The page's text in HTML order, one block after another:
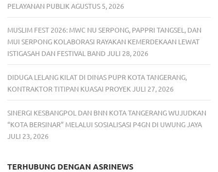
PELAYANAN PUBLIK AGUSTUS 5, 2026
MUSLIM FEST 2026: MWC NU SERPONG, PAPPRI TANGSEL, DAN
MUI SERPONG KOLABORASI RAYAKAN KEMERDEKAAN LEWAT
ISTIGASAH DAN FESTIVAL BAND JULI 28, 2026
DIDUGA LELANG KILAT DI DINAS PUPR KOTA TANGERANG,
KONTRAKTOR TITIPAN KUASAI PROYEK JULI 27, 2026
SINERGI KESBANGPOL DAN BNN KOTA TANGERANG WUJUDKAN
“KOTA BERSINAR” MELALUI SOSIALISASI P4GN DI UWUNG JAYA
JULI 23, 2026
TERHUBUNG DENGAN ASRINEWS